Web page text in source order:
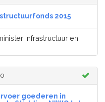
2015
infrastructuur en
goederen in